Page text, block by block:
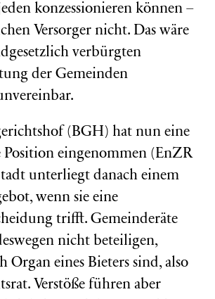
konzessionieren können –
Versorger nicht. Das wäre
verbürgten
der Gemeinden
(BGH) hat nun eine
eingenommen (EnZR
unterliegt danach einem
wenn sie eine
trifft. Gemeinderäte
nicht beteiligen,
Organ eines Bieters sind, also
Verstöße führen aber